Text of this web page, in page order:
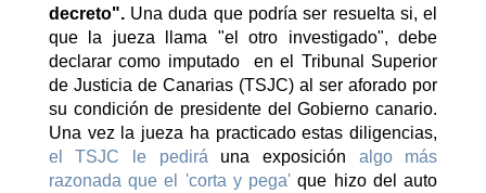
decreto". Una duda que podría ser resuelta si, el
que la jueza llama "el otro investigado", debe
declarar como imputado en el Tribunal Superior
de Justicia de Canarias (TSJC) al ser aforado por
su condición de presidente del Gobierno canario.
Una vez la jueza ha practicado estas diligencias,
el TSJC le pedirá una exposición algo más
razonada que el 'corta y pega' que hizo del auto